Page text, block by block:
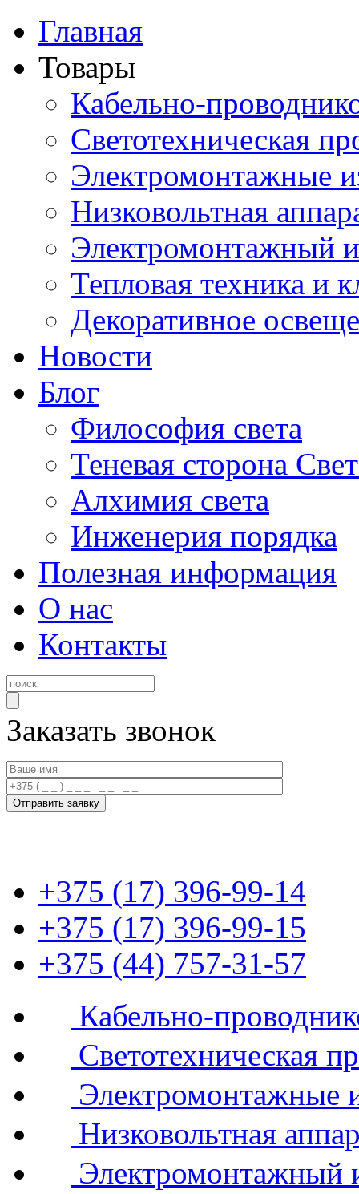
Главная
Товары
Кабельно-
Светотехническая
Электромонтажные
Низковольтная
Электромонтажный
Тепловая техника и
Декоративное
Новости
Блог
Философия света
Теневая сторона
Алхимия света
Инженерия порядка
Полезная информация
О нас
Контакты
Заказать звонок
+375 (17) 396-99-14
+375 (17) 396-99-15
+375 (44) 757-31-57
Кабельно-
Светотехническая
Электромонтажные
Низковольтная
Электромонтажный